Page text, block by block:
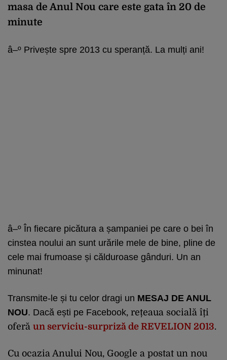
masa de Anul Nou care este gata în 20 de
minute
â–º Privește spre 2013 cu speranță. La mulți ani!
â–º În fiecare picătura a șampaniei pe care o bei în
cinstea noului an sunt urările mele de bine, pline de
cele mai frumoase și călduroase gânduri. Un an
minunat!
Transmite-le și tu celor dragi un MESAJ DE ANUL
NOU. Dacă ești pe Facebook, rețeaua socială îți
oferă un serviciu-surpriză de REVELION 2013.
Cu ocazia Anului Nou, Google a postat un nou